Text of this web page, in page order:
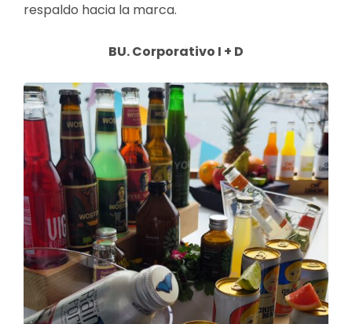
respaldo hacia la marca.
BU. Corporativo I + D